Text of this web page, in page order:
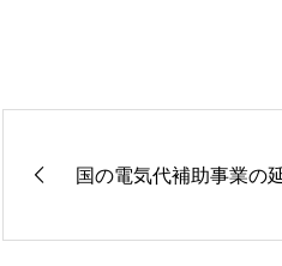
国の電気代補助事業の